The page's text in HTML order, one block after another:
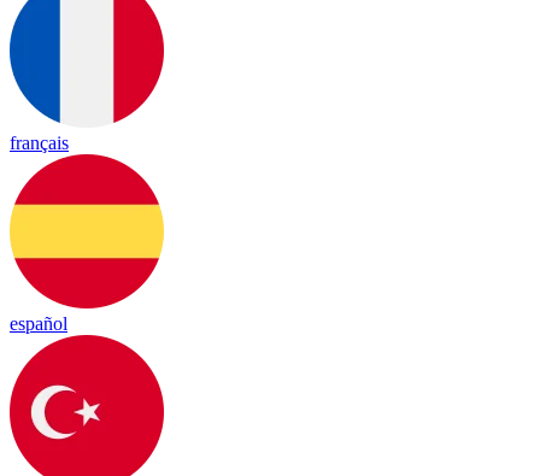
français
español